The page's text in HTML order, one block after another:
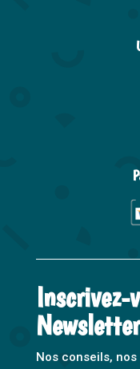
Inscrivez-
Newsletter
Nos conseils,